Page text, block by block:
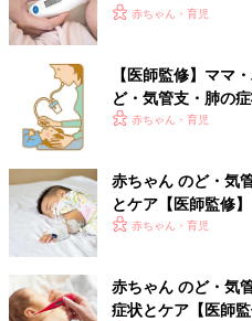
・アデノイド肥大
・クループ症候群
百日ぜき
・気管支炎
・細気管支炎
・気管支ぜんそく
・肺炎
■ママ・パパが気になる！赤ち
・後鼻漏によるせき
・誤嚥によるせき
赤ちゃんがかかりやすい病気・
赤ちゃん・育児
【医師監修】ママ
ど・気管支・肺の
赤ちゃん・育児
赤ちゃん のど・気
とケア【医師監修】
赤ちゃん・育児
赤ちゃん のど・気
症状とケア【医師監